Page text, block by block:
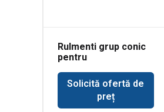
Rulmenti grup conic
pentru
Volvo BL71
Solicită ofertă de
preț